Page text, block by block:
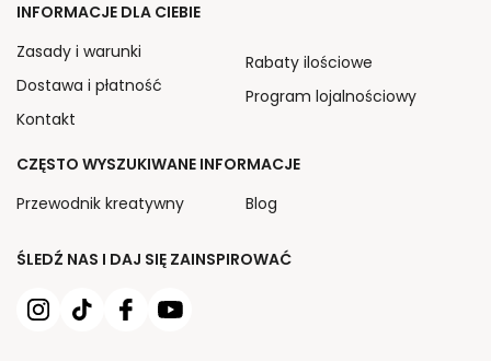
ŚLEDŹ NAS I DAJ SIĘ ZAINSPIROWAĆ
INFORMACJE DLA CIEBIE
Zasady i warunki
Dostawa i płatność
Kontakt
Rabaty ilościowe
Program lojalnościowy
CZĘSTO WYSZUKIWANE INFORMACJE
Przewodnik kreatywny
Blog